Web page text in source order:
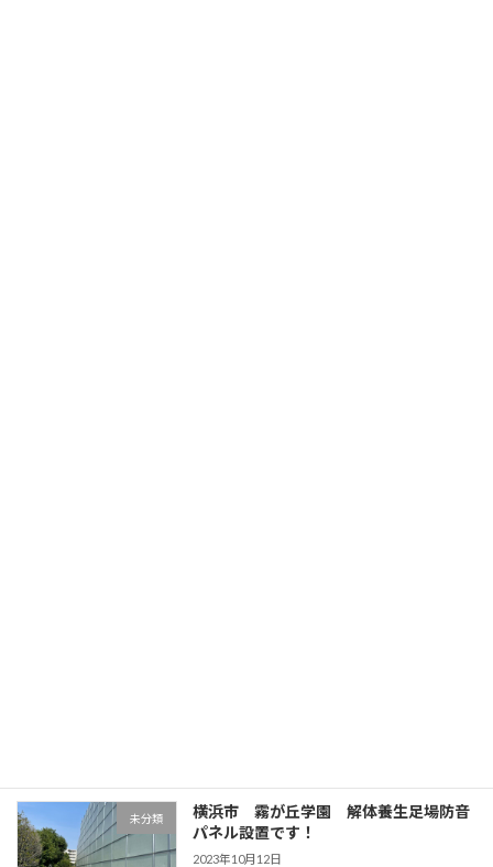
未分類
横浜市 霧が丘学園 解体養生足場防音
パネル設置です！
2023年10月12日